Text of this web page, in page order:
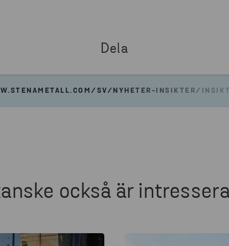
Dela
SV/NYHETER-INSIKTER/
också är